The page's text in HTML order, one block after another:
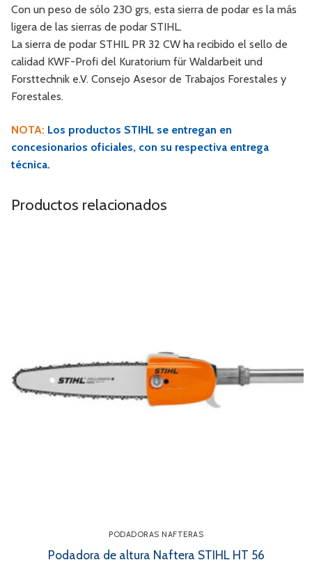
Con un peso de sólo 230 grs, esta sierra de podar es la más
ligera de las sierras de podar STIHL.
La sierra de podar STHIL PR 32 CW ha recibido el sello de
calidad KWF-Profi del Kuratorium für Waldarbeit und
Forsttechnik e.V. Consejo Asesor de Trabajos Forestales y
Forestales.
NOTA: Los productos STIHL se entregan en
concesionarios oficiales, con su respectiva entrega
técnica.
Productos relacionados
PODADORAS NAFTERAS
Podadora de altura Naftera STIHL HT 56